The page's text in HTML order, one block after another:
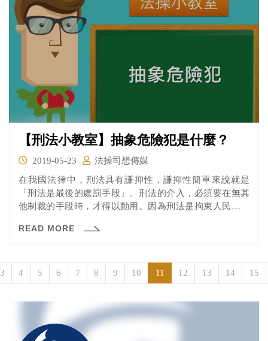
【刑法小教室】抽象危險犯是什麼？
2019-05-23
法操司想傳媒
在我國法律中，刑法具有謙抑性，謙抑性簡單來說就是
「刑法是最後的處罰手段」。刑法的介入，必須要在無其
他制裁的手段時，才得以動用。因為刑法是拘束人民自由
用。
READ MORE
3 4 5 6 7 8 9 10 11 12 13 14 15